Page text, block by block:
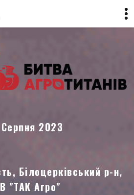
2023
Білоцерківський р-н,
"ТАК Агро"